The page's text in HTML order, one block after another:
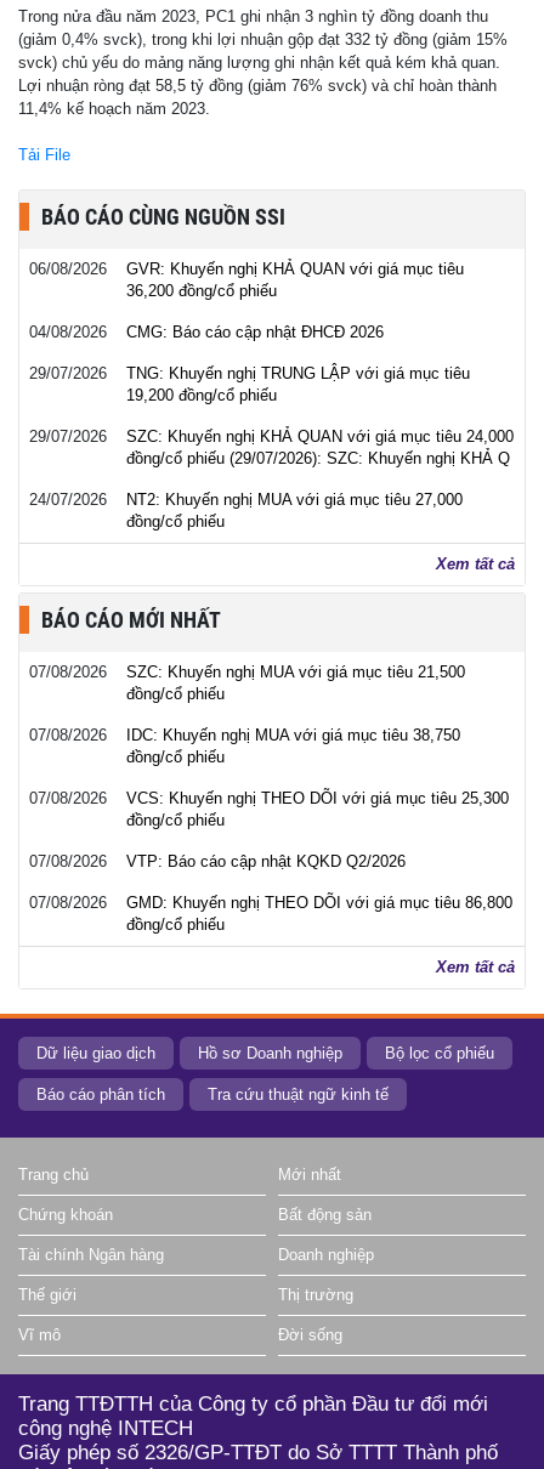
Trong nửa đầu năm 2023, PC1 ghi nhận 3 nghìn tỷ đồng doanh thu
(giảm 0,4% svck), trong khi lợi nhuận gộp đạt 332 tỷ đồng (giảm 15%
svck) chủ yếu do mảng năng lượng ghi nhận kết quả kém khả quan.
Lợi nhuận ròng đạt 58,5 tỷ đồng (giảm 76% svck) và chỉ hoàn thành
11,4% kế hoạch năm 2023.
Tải File
BÁO CÁO CÙNG NGUỒN SSI
06/08/2026
GVR: Khuyến nghị KHẢ QUAN với giá mục tiêu
36,200 đồng/cổ phiếu
04/08/2026 CMG: Báo cáo cập nhật ĐHCĐ 2026
29/07/2026
TNG: Khuyến nghị TRUNG LẬP với giá mục tiêu
19,200 đồng/cổ phiếu
29/07/2026
SZC: Khuyến nghị KHẢ QUAN với giá mục tiêu 24,000
đồng/cổ phiếu (29/07/2026): SZC: Khuyến nghị KHẢ Q
24/07/2026
NT2: Khuyến nghị MUA với giá mục tiêu 27,000
đồng/cổ phiếu
Xem tất cả
BÁO CÁO MỚI NHẤT
07/08/2026
SZC: Khuyến nghị MUA với giá mục tiêu 21,500
đồng/cổ phiếu
07/08/2026
IDC: Khuyến nghị MUA với giá mục tiêu 38,750
đồng/cổ phiếu
07/08/2026
VCS: Khuyến nghị THEO DÕI với giá mục tiêu 25,300
đồng/cổ phiếu
07/08/2026 VTP: Báo cáo cập nhật KQKD Q2/2026
07/08/2026
GMD: Khuyến nghị THEO DÕI với giá mục tiêu 86,800
đồng/cổ phiếu
Xem tất cả
Dữ liệu giao dịch Hồ sơ Doanh nghiệp Bộ lọc cổ phiếu
Báo cáo phân tích Tra cứu thuật ngữ kinh tế
Trang chủ Mới nhất
Chứng khoán Bất động sản
Tài chính Ngân hàng Doanh nghiệp
Thế giới Thị trường
Vĩ mô Đời sống
Trang TTĐTTH của Công ty cổ phần Đầu tư đổi mới
công nghệ INTECH
Giấy phép số 2326/GP-TTĐT do Sở TTTT Thành phố